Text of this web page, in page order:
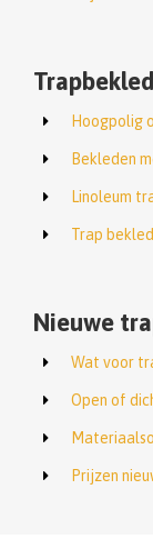
Hoogpolig
Bekleden
Linoleum
Trap
Nieuwe
Wat voor
Open of
Prijzen